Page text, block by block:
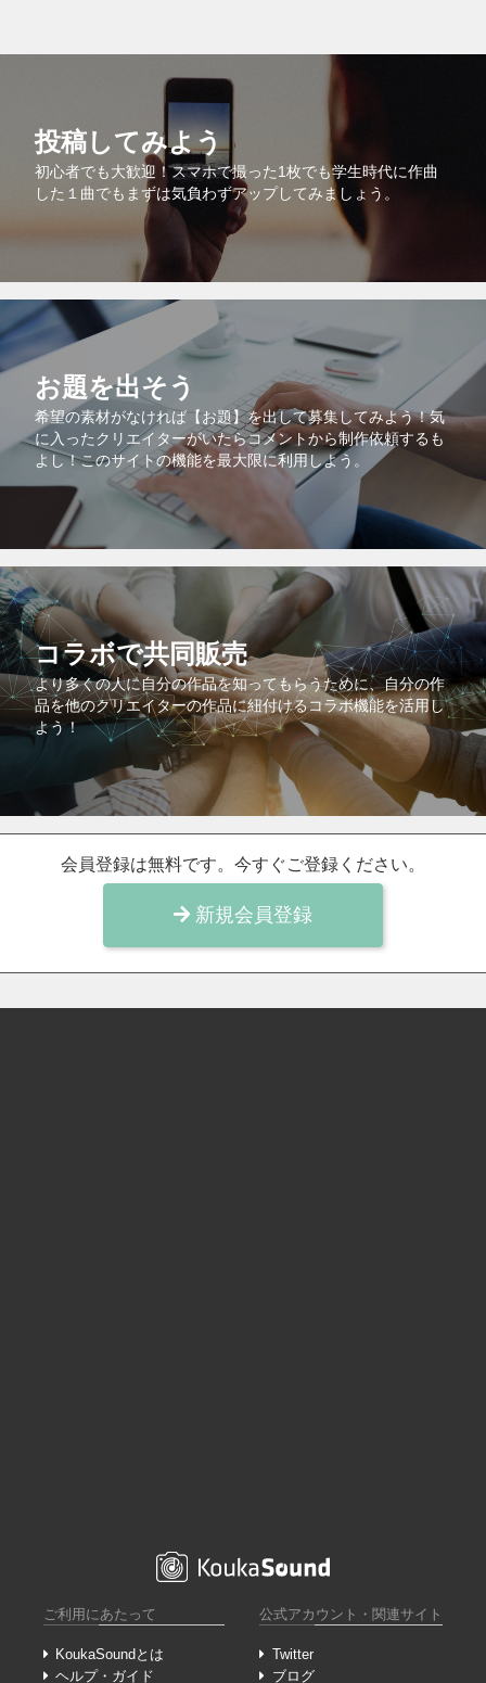
投稿してみよう
初心者でも大歓迎！スマホで撮った1枚でも学生時代に作曲
した１曲でもまずは気負わずアップしてみましょう。
お題を出そう
希望の素材がなければ【お題】を出して募集してみよう！気
に入ったクリエイターがいたらコメントから制作依頼するも
よし！このサイトの機能を最大限に利用しよう。
コラボで共同販売
より多くの人に自分の作品を知ってもらうために、自分の作
品を他のクリエイターの作品に紐付けるコラボ機能を活用し
よう！
会員登録は無料です。今すぐご登録ください。
新規会員登録
ご利用にあたって
KoukaSoundとは
ヘルプ・ガイド
公式アカウント・関連サイト
Twitter
ブログ